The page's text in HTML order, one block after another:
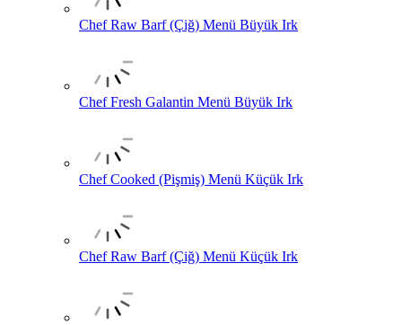
Chef Raw Barf (Çiğ) Menü Büyük Irk
Chef Fresh Galantin Menü Büyük Irk
Chef Cooked (Pişmiş) Menü Küçük Irk
Chef Raw Barf (Çiğ) Menü Küçük Irk